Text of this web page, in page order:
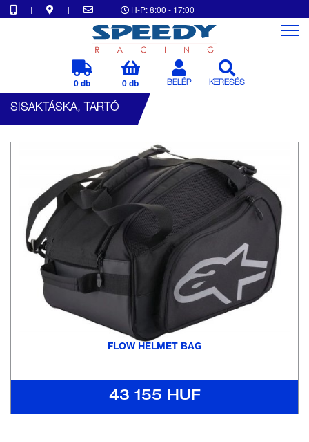
| | H-P: 8:00 - 17:00
0 db 0 db BELÉP KERESÉS
SISAKTÁSKA, TARTÓ
FLOW HELMET BAG
43 155 HUF